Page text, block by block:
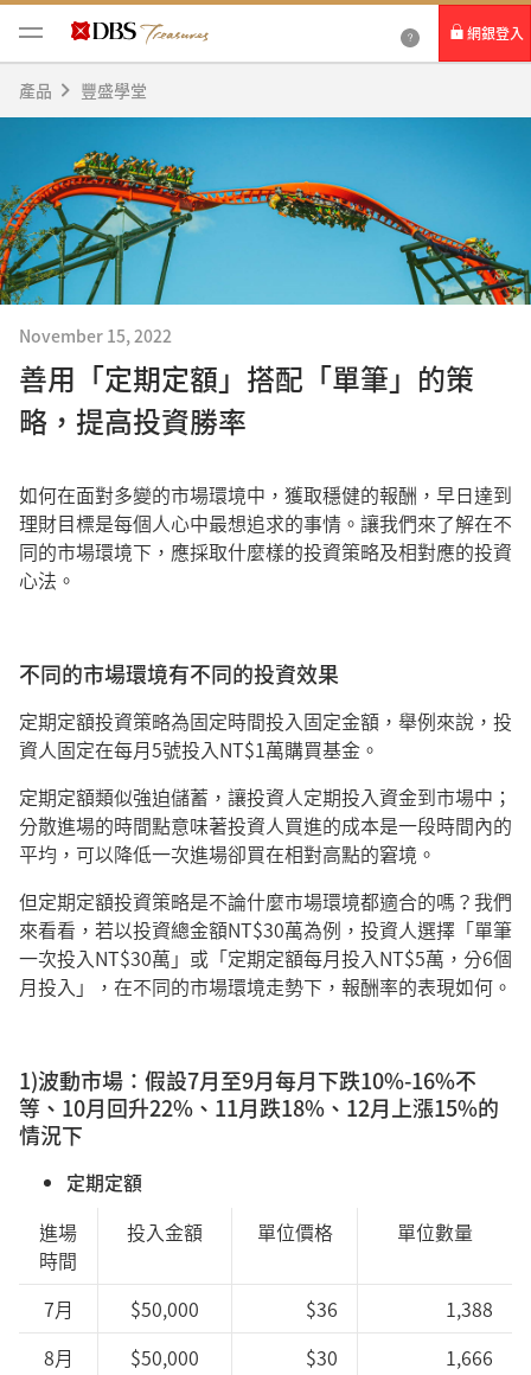
網銀登入
產品 豐盛學堂
November 15, 2022
善用「定期定額」搭配「單筆」的策
略，提高投資勝率
如何在面對多變的市場環境中，獲取穩健的報酬，早日達到
理財目標是每個人心中最想追求的事情。讓我們來了解在不
同的市場環境下，應採取什麼樣的投資策略及相對應的投資
心法。
不同的市場環境有不同的投資效果
定期定額投資策略為固定時間投入固定金額，舉例來說，投
資人固定在每月5號投入NT$1萬購買基金。
定期定額類似強迫儲蓄，讓投資人定期投入資金到市場中；
分散進場的時間點意味著投資人買進的成本是一段時間內的
平均，可以降低一次進場卻買在相對高點的窘境。
但定期定額投資策略是不論什麼市場環境都適合的嗎？我們
來看看，若以投資總金額NT$30萬為例，投資人選擇「單筆
一次投入NT$30萬」或「定期定額每月投入NT$5萬，分6個
月投入」，在不同的市場環境走勢下，報酬率的表現如何。
1)波動市場：假設7月至9月每月下跌10%-16%不
等、10月回升22%、11月跌18%、12月上漲15%的
情況下
定期定額
進場
時間
投入金額 單位價格 單位數量
7月 $50,000 $36
1,388
8月
$50,000 $30
1,666